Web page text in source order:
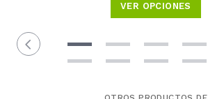
VER OPCIONES